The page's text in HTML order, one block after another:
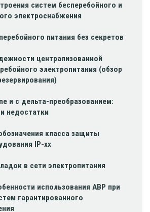
систем бесперебойного и
электроснабжения
питания без секретов
централизованной
электропитания (обзор
и с дельта-преобразованием:
недостатки
класса защиты
IP-xx
в сети электропитания
использования АВР при
гарантированного